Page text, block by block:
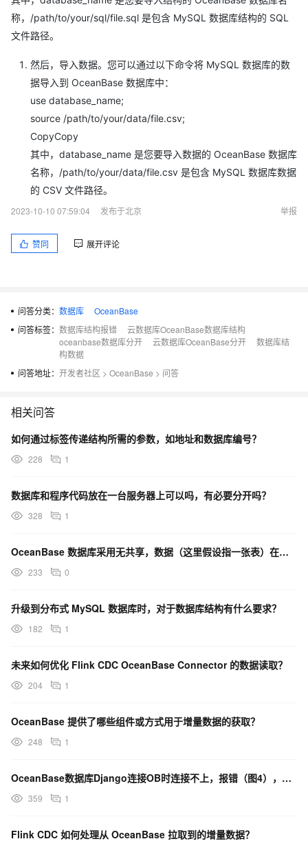
称，/path/to/your/sql/file.sql 是包含 MySQL 数据库结构的 SQL
文件路径。
然后，导入数据。您可以通过以下命令将 MySQL 数据库的数
据导入到 OceanBase 数据库中：
use database_name;
source /path/to/your/data/file.csv;
CopyCopy
其中，database_name 是您要导入数据的 OceanBase 数据库
名称，/path/to/your/data/file.csv 是包含 MySQL 数据库数据
的 CSV 文件路径。
2023-10-10 07:59:04
发布于北京 举报
赞同 展开评论
问答分类： 数据库
OceanBase
问答标签： 数据库结构报错
云数据库OceanBase数据库结构
oceanbase数据库分开
云数据库OceanBase分开
数据库结
构数据
问答地址： 开发者社区 > OceanBase > 问答
相关问答
如何通过标签传递结构所需的参数，如地址和数据库编号？
228 1
数据库和程序代码放在一台服务器上可以吗，有必要分开吗？
328 1
OceanBase 数据库采用无共享，数据（这里假设指一张表）在各个节点中的存储情况？
233 0
升级到分布式 MySQL 数据库时，对于数据库结构有什么要求？
182 1
未来如何优化 Flink CDC OceanBase Connector 的数据读取？
204 1
OceanBase 提供了哪些组件或方式用于增量数据的获取？
248 1
OceanBase数据库Django连接OB时连接不上，报错（图4），这个有什么解决方法吗？
359 1
Flink CDC 如何处理从 OceanBase 拉取到的增量数据？